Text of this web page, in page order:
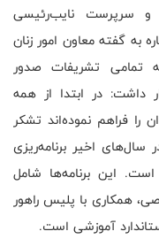
و سرپرست نایب‌رئیسی
به گفته معاون امور زنان
تمامی تشریفات صدور
داشت: در ابتدا از همه
را فراهم نموده‌اند تشکر
اخیر برنامه‌ریزی
این برنامه‌ها شامل
همکاری با پلیس راهور
آموزشی است.